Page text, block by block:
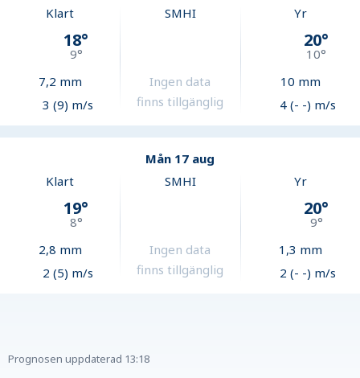
Klart
18°
9°
7,2 mm
3 (9) m/s
SMHI
Ingen data
finns tillgänglig
Yr
20°
10°
10 mm
4 (- -) m/s
Mån 17 aug
Klart
19°
8°
2,8 mm
2 (5) m/s
SMHI
Ingen data
finns tillgänglig
Yr
20°
9°
1,3 mm
2 (- -) m/s
Prognosen uppdaterad 13:18